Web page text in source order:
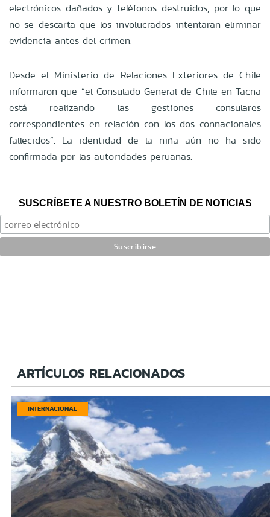
electrónicos dañados y teléfonos destruidos, por lo que
no se descarta que los involucrados intentaran eliminar
evidencia antes del crimen.
Desde el Ministerio de Relaciones Exteriores de Chile
informaron que “el Consulado General de Chile en Tacna
está realizando las gestiones consulares
correspondientes en relación con los dos connacionales
fallecidos”. La identidad de la niña aún no ha sido
confirmada por las autoridades peruanas.
SUSCRÍBETE A NUESTRO BOLETÍN DE NOTICIAS
ARTÍCULOS RELACIONADOS
INTERNACIONAL